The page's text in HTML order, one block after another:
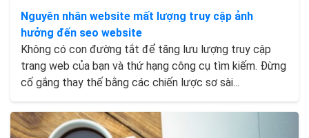
Nguyên nhân website mất lượng truy cập ảnh
hưởng đến seo website
Không có con đường tắt để tăng lưu lượng truy cập
trang web của bạn và thứ hạng công cụ tìm kiếm. Đừng
cố gắng thay thế bằng các chiến lược sơ sài...